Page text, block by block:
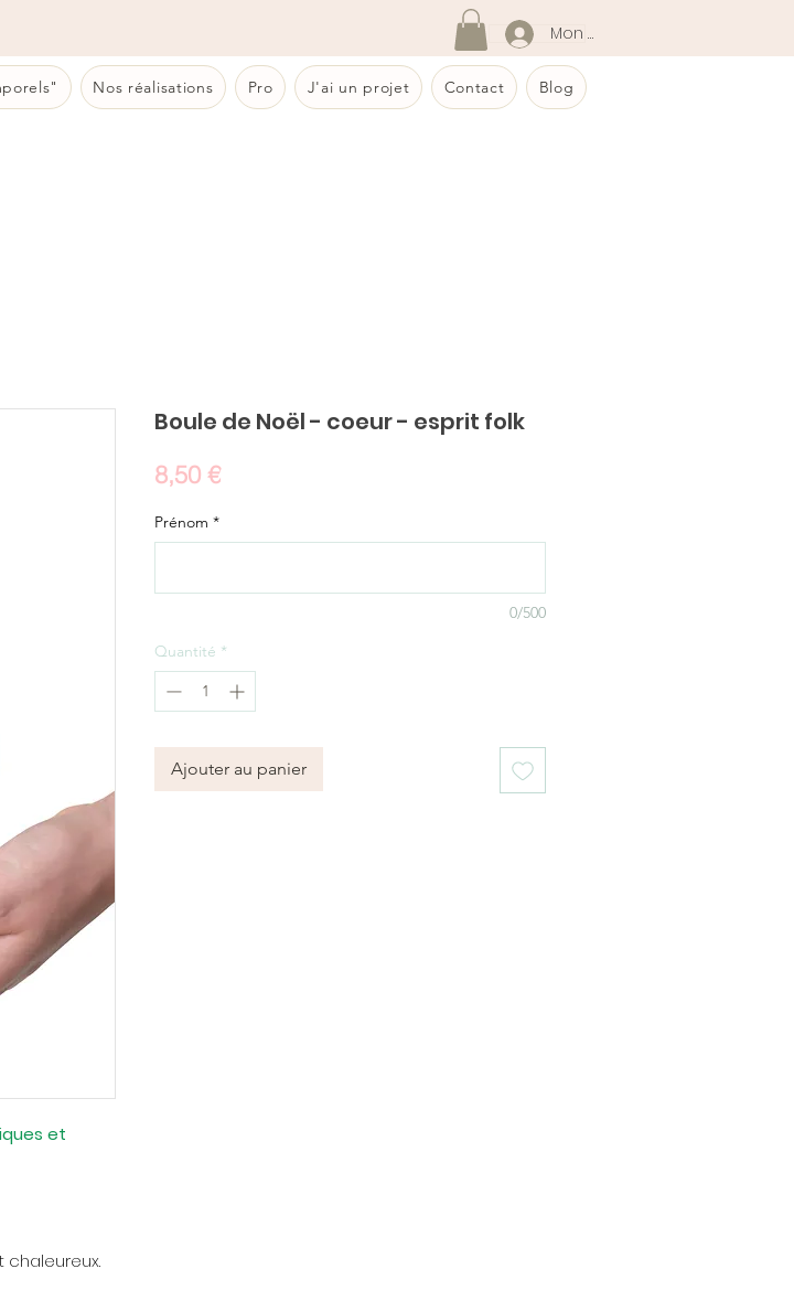
Mon compte
Nos réalisations Pro J'ai un projet Contact Blog
et
chaleureux.
Boule de Noël - coeur - esprit folk
8,50 €Prix
Prénom *
0/500
Quantité *
Ajouter au panier